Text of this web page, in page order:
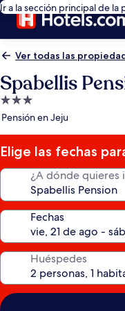
Ir a la sección principal de la
Ver todas las
Spabellis
Propiedad
de
estrellas
Pensión en Jeju
Elige las fechas
¿A dónde quieres
Fechas
Huéspedes